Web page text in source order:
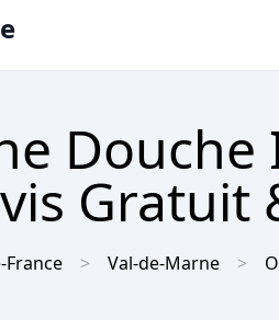
Douche
Gratuit
France Val-de-Marne